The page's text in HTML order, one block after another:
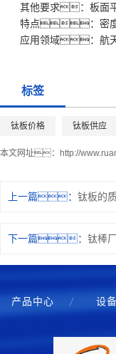
其他要求：板面平
特点：密度小
应用领域：航天,
标签
钛板价格 钛板供应
本文网址： http://
上一篇： 钛板的
下一篇： 钛棒
产品中心 设